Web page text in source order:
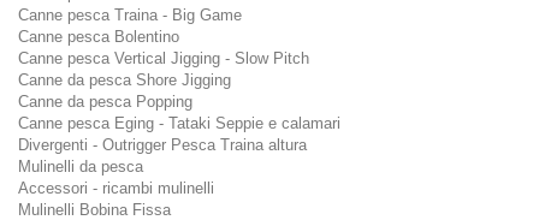
Canne pesca Traina - Big Game
Canne pesca Bolentino
Canne pesca Vertical Jigging - Slow Pitch
Canne da pesca Shore Jigging
Canne da pesca Popping
Canne pesca Eging - Tataki Seppie e calamari
Divergenti - Outrigger Pesca Traina altura
Mulinelli da pesca
Accessori - ricambi mulinelli
Mulinelli Bobina Fissa